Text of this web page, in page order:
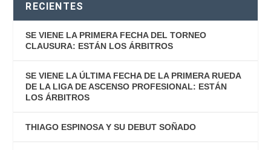
RECIENTES
SE VIENE LA PRIMERA FECHA DEL TORNEO
CLAUSURA: ESTÁN LOS ÁRBITROS
SE VIENE LA ÚLTIMA FECHA DE LA PRIMERA RUEDA
DE LA LIGA DE ASCENSO PROFESIONAL: ESTÁN
LOS ÁRBITROS
THIAGO ESPINOSA Y SU DEBUT SOÑADO